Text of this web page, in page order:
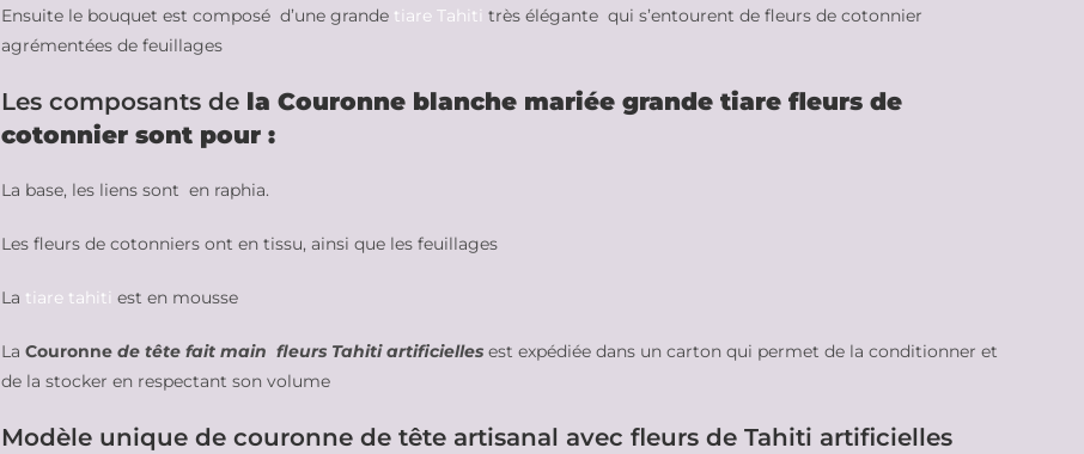
Ensuite le bouquet est composé d’une grande tiare Tahiti très élégante qui s’entourent de fleurs de cotonnier
agrémentées de feuillages
Les composants de la Couronne blanche mariée grande tiare fleurs de
cotonnier sont pour :
La base, les liens sont en raphia.
Les fleurs de cotonniers ont en tissu, ainsi que les feuillages
La tiare tahiti est en mousse
La Couronne de tête fait main fleurs Tahiti artificielles est expédiée dans un carton qui permet de la conditionner et
de la stocker en respectant son volume
Modèle unique de couronne de tête artisanal avec fleurs de Tahiti artificielles